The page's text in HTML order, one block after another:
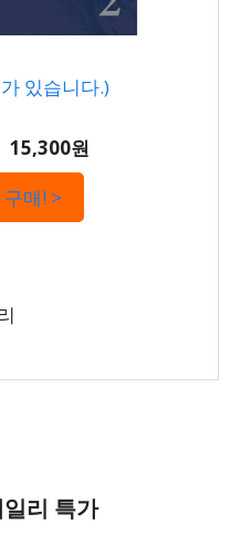
있습니다.)
15,300원
매! >
리 특가